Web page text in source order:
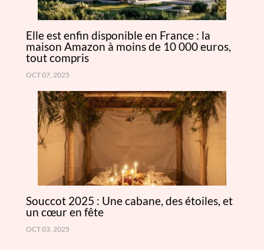
Elle est enfin disponible en France : la
maison Amazon à moins de 10 000 euros,
tout compris
OCT 07, 2025
Souccot 2025 : Une cabane, des étoiles, et
un cœur en fête
OCT 03, 2025